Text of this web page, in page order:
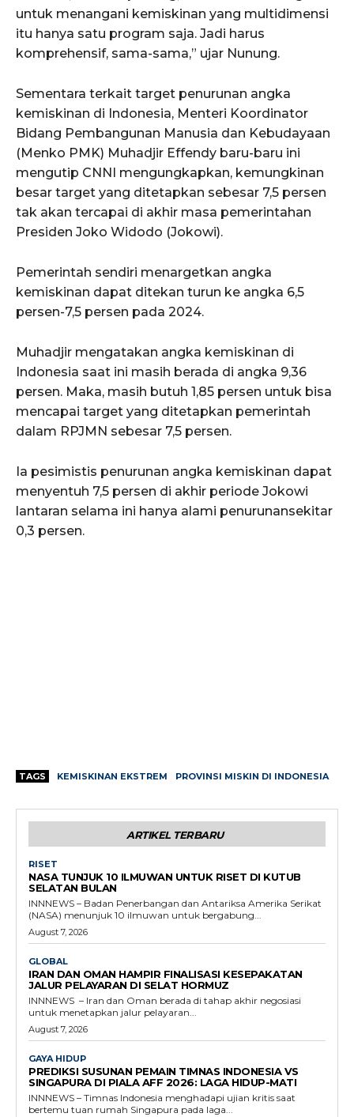
untuk menangani kemiskinan yang multidimensi
itu hanya satu program saja. Jadi harus
komprehensif, sama-sama,” ujar Nunung.
Sementara terkait target penurunan angka
kemiskinan di Indonesia, Menteri Koordinator
Bidang Pembangunan Manusia dan Kebudayaan
(Menko PMK) Muhadjir Effendy baru-baru ini
mengutip CNNI mengungkapkan, kemungkinan
besar target yang ditetapkan sebesar 7,5 persen
tak akan tercapai di akhir masa pemerintahan
Presiden Joko Widodo (Jokowi).
Pemerintah sendiri menargetkan angka
kemiskinan dapat ditekan turun ke angka 6,5
persen-7,5 persen pada 2024.
Muhadjir mengatakan angka kemiskinan di
Indonesia saat ini masih berada di angka 9,36
persen. Maka, masih butuh 1,85 persen untuk bisa
mencapai target yang ditetapkan pemerintah
dalam RPJMN sebesar 7,5 persen.
Ia pesimistis penurunan angka kemiskinan dapat
menyentuh 7,5 persen di akhir periode Jokowi
lantaran selama ini hanya alami penurunansekitar
0,3 persen.
TAGS KEMISKINAN EKSTREM PROVINSI MISKIN DI INDONESIA
ARTIKEL TERBARU
RISET
NASA TUNJUK 10 ILMUWAN UNTUK RISET DI KUTUB
SELATAN BULAN
INNNEWS – Badan Penerbangan dan Antariksa Amerika Serikat
(NASA) menunjuk 10 ilmuwan untuk bergabung...
August 7, 2026
GLOBAL
IRAN DAN OMAN HAMPIR FINALISASI KESEPAKATAN
JALUR PELAYARAN DI SELAT HORMUZ
INNNEWS – Iran dan Oman berada di tahap akhir negosiasi
untuk menetapkan jalur pelayaran...
August 7, 2026
GAYA HIDUP
PREDIKSI SUSUNAN PEMAIN TIMNAS INDONESIA VS
SINGAPURA DI PIALA AFF 2026: LAGA HIDUP-MATI
INNNEWS – Timnas Indonesia menghadapi ujian kritis saat
bertemu tuan rumah Singapura pada laga...